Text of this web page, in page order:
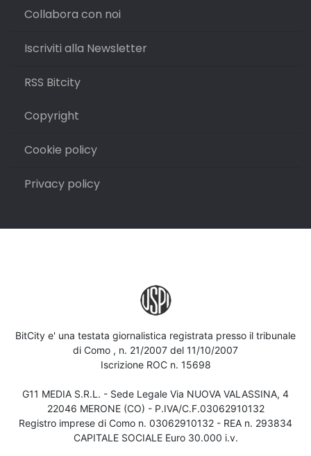
Collabora con noi
Iscriviti alla Newsletter
RSS Bitcity
Copyright
Cookie policy
Privacy policy
BitCity e' una testata giornalistica registrata presso il tribunale
di Como , n. 21/2007 del 11/10/2007
Iscrizione ROC n. 15698
G11 MEDIA S.R.L. - Sede Legale Via NUOVA VALASSINA, 4
22046 MERONE (CO) - P.IVA/C.F.03062910132
Registro imprese di Como n. 03062910132 - REA n. 293834
CAPITALE SOCIALE Euro 30.000 i.v.